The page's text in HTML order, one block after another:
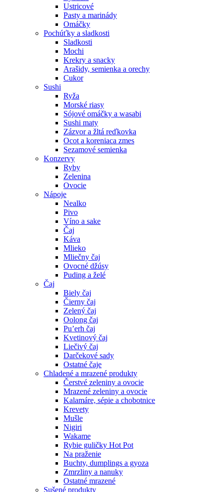
Ustricové
Pasty a marinády
Omáčky
Pochúťky a sladkosti
Sladkosti
Mochi
Krekry a snacky
Arašidy, semienka a orechy
Cukor
Sushi
Ryža
Morské riasy
Sójové omáčky a wasabi
Sushi maty
Zázvor a žltá reďkovka
Ocot a koreniaca zmes
Sezamové semienka
Konzervy
Ryby
Zelenina
Ovocie
Nápoje
Nealko
Pivo
Víno a sake
Čaj
Káva
Mlieko
Mliečny čaj
Ovocné džúsy
Puding a želé
Čaj
Biely čaj
Čierny čaj
Zelený čaj
Oolong čaj
Pu’erh čaj
Kvetinový čaj
Liečivý čaj
Darčekové sady
Ostatné čaje
Chladené a mrazené produkty
Čerstvé zeleniny a ovocie
Mrazené zeleniny a ovocie
Kalamáre, sépie a chobotnice
Krevety
Mušle
Nigiri
Wakame
Rybie guličky Hot Pot
Na praženie
Buchty, dumplings a gyoza
Zmrzliny a nanuky
Ostatné mrazené
Sušené produkty